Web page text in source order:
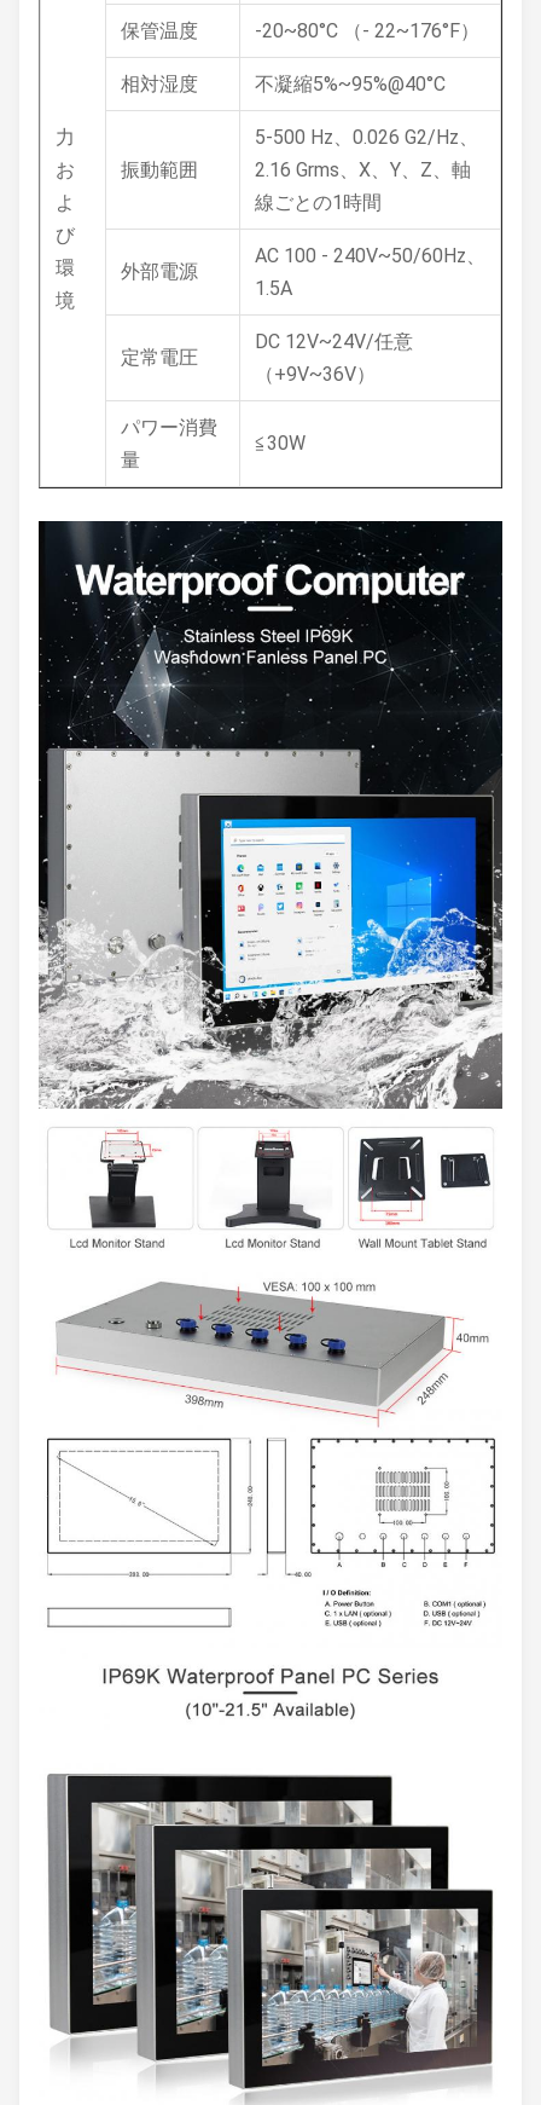
力
お
よ
び
環
境
保管温度 -20~80°C （- 22~176°F）
相対湿度 不凝縮5%~95%@40°C
振動範囲
5-500 Hz、0.026 G2/Hz、
2.16 Grms、X、Y、Z、軸
線ごとの1時間
外部電源
AC 100 - 240V~50/60Hz、
1.5A
定常電圧
DC 12V~24V/任意
（+9V~36V）
パワー消費
量
≦30W